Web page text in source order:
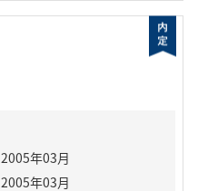
2005年03月
2005年03月